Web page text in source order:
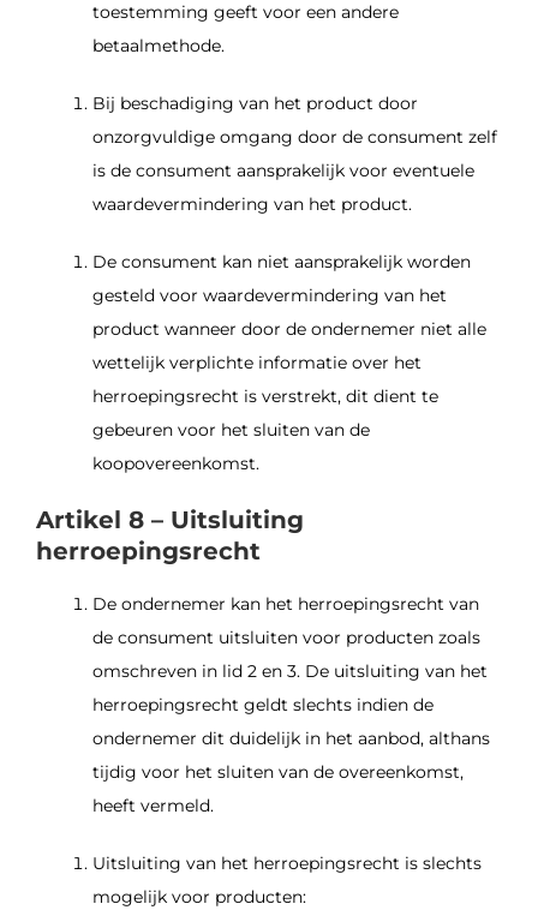
toestemming geeft voor een andere
betaalmethode.
Bij beschadiging van het product door
onzorgvuldige omgang door de consument zelf
is de consument aansprakelijk voor eventuele
waardevermindering van het product.
De consument kan niet aansprakelijk worden
gesteld voor waardevermindering van het
product wanneer door de ondernemer niet alle
wettelijk verplichte informatie over het
herroepingsrecht is verstrekt, dit dient te
gebeuren voor het sluiten van de
koopovereenkomst.
Artikel 8 – Uitsluiting
herroepingsrecht
De ondernemer kan het herroepingsrecht van
de consument uitsluiten voor producten zoals
omschreven in lid 2 en 3. De uitsluiting van het
herroepingsrecht geldt slechts indien de
ondernemer dit duidelijk in het aanbod, althans
tijdig voor het sluiten van de overeenkomst,
heeft vermeld.
Uitsluiting van het herroepingsrecht is slechts
mogelijk voor producten: